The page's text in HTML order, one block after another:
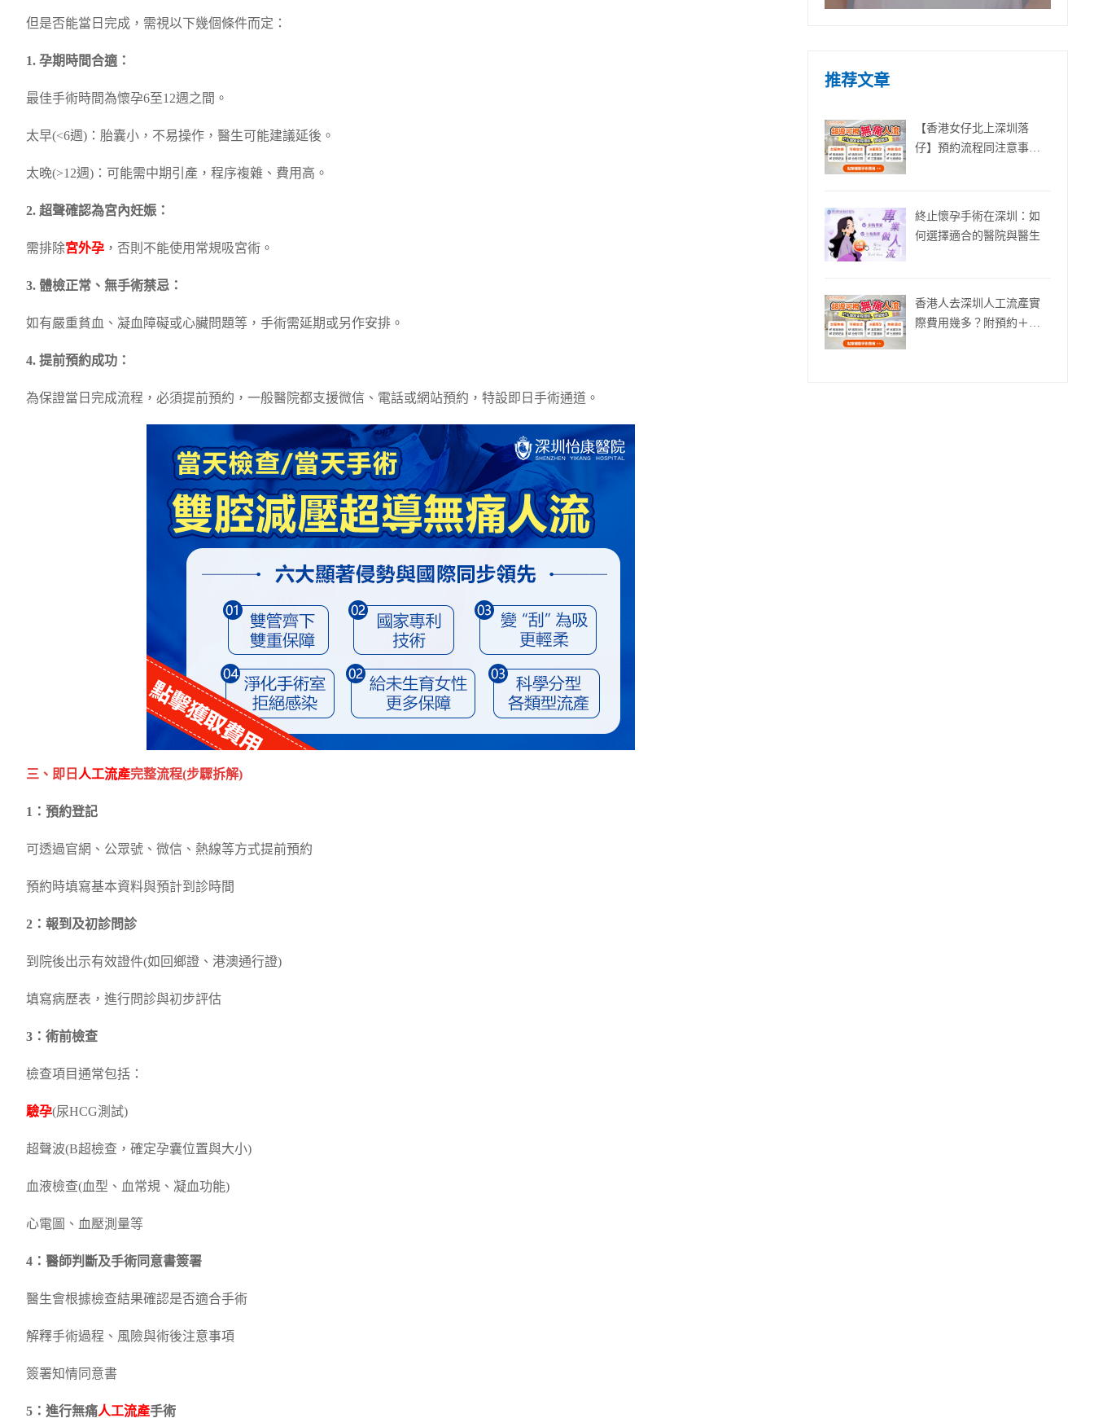
但是否能當日完成，需視以下幾個條件而定：
1. 孕期時間合適：
最佳手術時間為懷孕6至12週之間。
太早(<6週)：胎囊小，不易操作，醫生可能建議延後。
太晚(>12週)：可能需中期引產，程序複雜、費用高。
2. 超聲確認為宮內妊娠：
需排除宮外孕 ，否則不能使用常規吸宮術。
3. 體檢正常、無手術禁忌：
如有嚴重貧血、凝血障礙或心臟問題等，手術需延期或另作安排。
4. 提前預約成功：
為保證當日完成流程，必須提前預約，一般醫院都支援微信、電話或網站預約，特設即日手術通道。
三、即日 人工流產完整流程(步驟拆解)
1：預約登記
可透過官網、公眾號、微信、熱線等方式提前預約
預約時填寫基本資料與預計到診時間
2：報到及初診問診
到院後出示有效證件(如回鄉證、港澳通行證)
填寫病歷表，進行問診與初步評估
3：術前檢查
檢查項目通常包括：
驗孕(尿HCG測試)
超聲波(B超檢查，確定孕囊位置與大小)
血液檢查(血型、血常規、凝血功能)
心電圖、血壓測量等
4：醫師判斷及手術同意書簽署
醫生會根據檢查結果確認是否適合手術
解釋手術過程、風險與術後注意事項
簽署知情同意書
5：進行無痛人工流產手術
推荐文章
【香港女仔北上深圳落
仔】預約流程同注意事項
終止懷孕手術在深圳：如
何選擇適合的醫院與醫生
香港人去深圳人工流產實
際費用幾多？附預約＋交